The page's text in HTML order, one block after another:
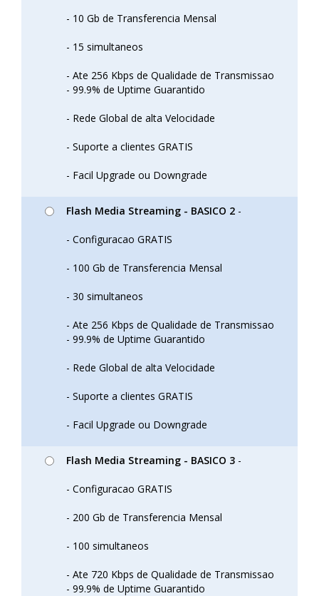
- 10 Gb de Transferencia Mensal
- 15 simultaneos
- Ate 256 Kbps de Qualidade de Transmissao
- 99.9% de Uptime Guarantido
- Rede Global de alta Velocidade
- Suporte a clientes GRATIS
- Facil Upgrade ou Downgrade
Flash Media Streaming - BASICO 2 -
- Configuracao GRATIS
- 100 Gb de Transferencia Mensal
- 30 simultaneos
- Ate 256 Kbps de Qualidade de Transmissao
- 99.9% de Uptime Guarantido
- Rede Global de alta Velocidade
- Suporte a clientes GRATIS
- Facil Upgrade ou Downgrade
Flash Media Streaming - BASICO 3 -
- Configuracao GRATIS
- 200 Gb de Transferencia Mensal
- 100 simultaneos
- Ate 720 Kbps de Qualidade de Transmissao
- 99.9% de Uptime Guarantido